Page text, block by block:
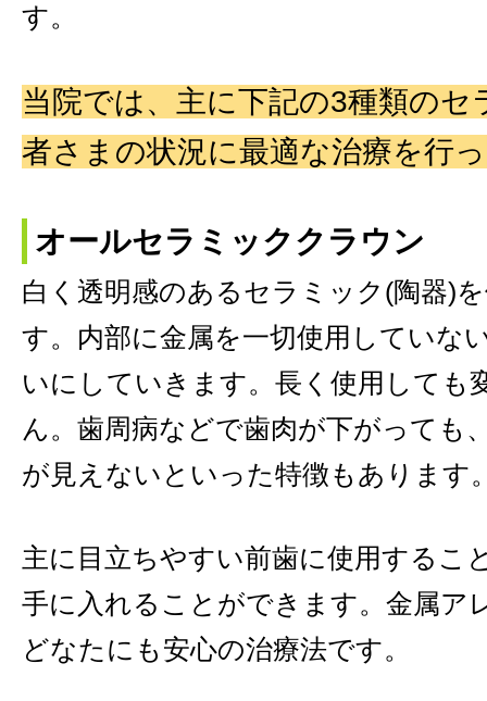
す。
当院では、主に下記の3種類の
者さまの状況に最適な治療を行
オールセラミッククラウン
白く透明感のあるセラミック(陶器)
す。内部に金属を一切使用していな
いにしていきます。長く使用しても
ん。歯周病などで歯肉が下がっても
が見えないといった特徴もあります
主に目立ちやすい前歯に使用するこ
手に入れることができます。金属ア
どなたにも安心の治療法です。